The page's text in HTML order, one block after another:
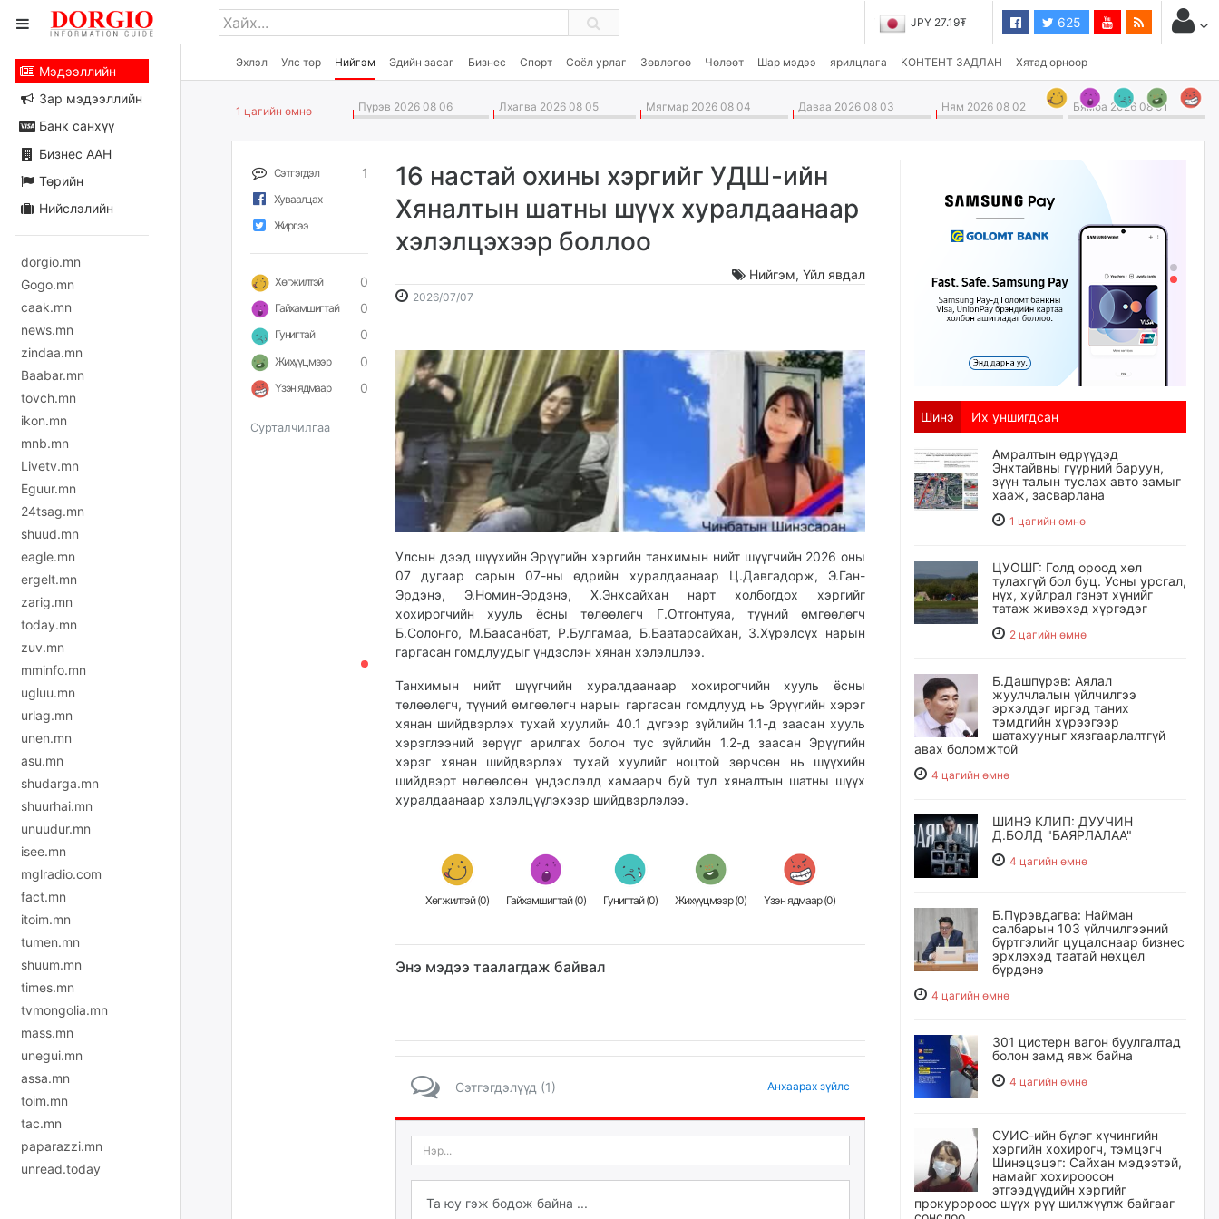
JPY 27.19₮ 625
Эхлэл Улс төр Нийгэм Эдийн засаг Бизнес Спорт Соёл урлаг Зөвлөгөө Чөлөөт Шар мэдээ ярилцлага КОНТЕНТ ЗАДЛАН Хятад орноор
Мэдээллийн
Зар мэдээллийн
Банк санхүү
Бизнес ААН
Төрийн
Нийслэлийн
dorgio.mn
Gogo.mn
caak.mn
news.mn
zindaa.mn
Baabar.mn
tovch.mn
ikon.mn
mnb.mn
Livetv.mn
Eguur.mn
24tsag.mn
shuud.mn
eagle.mn
ergelt.mn
zarig.mn
today.mn
zuv.mn
mminfo.mn
ugluu.mn
urlag.mn
unen.mn
asu.mn
shudarga.mn
shuurhai.mn
unuudur.mn
isee.mn
mglradio.com
fact.mn
itoim.mn
tumen.mn
shuum.mn
times.mn
tvmongolia.mn
mass.mn
unegui.mn
assa.mn
toim.mn
tac.mn
paparazzi.mn
unread.today
1 цагийн өмнө Пүрэв 2026 08 06 Лхагва 2026 08 05 Мягмар 2026 08 04 Даваа 2026 08 03 Ням 2026 08 02 Бямба 2026 08 01
Сэтгэгдэл 1
Хуваалцах
Жиргээ
Хөгжилтэй 0
Гайхамшигтай 0
Гунигтай 0
Жихүүцмээр 0
Үзэн ядмаар 0
Сурталчилгаа
16 настай охины хэргийг УДШ-ийн
Хяналтын шатны шүүх хуралдаанаар
хэлэлцэхээр боллоо
Нийгэм,Үйл явдал
2026/07/07
14:03:34
17:38:46
Улсын дээд шүүхийн Эрүүгийн хэргийн танхимын нийт шүүгчийн 2026 оны
07 дугаар сарын 07-ны өдрийн хуралдаанаар Ц.Давгадорж, Э.Ган-
Эрдэнэ, Э.Номин-Эрдэнэ, Х.Энхсайхан нарт холбогдох хэргийг
хохирогчийн хууль ёсны төлөөлөгч Г.Отгонтуяа, түүний өмгөөлөгч
Б.Солонго, М.Баасанбат, Р.Булгамаа, Б.Баатарсайхан, З.Хүрэлсүх нарын
гаргасан гомдлуудыг үндэслэн хянан хэлэлцлээ.
Танхимын нийт шүүгчийн хуралдаанаар хохирогчийн хууль ёсны
төлөөлөгч, түүний өмгөөлөгч нарын гаргасан гомдлууд нь Эрүүгийн хэрэг
хянан шийдвэрлэх тухай хуулийн 40.1 дүгээр зүйлийн 1.1-д заасан хууль
хэрэглээний зөрүүг арилгах болон тус зүйлийн 1.2-д заасан Эрүүгийн
хэрэг хянан шийдвэрлэх тухай хуулийг ноцтой зөрчсөн нь шүүхийн
шийдвэрт нөлөөлсөн үндэслэлд хамаарч буй тул хяналтын шатны шүүх
хуралдаанаар хэлэлцүүлэхээр шийдвэрлэлээ.
Хөгжилтэй (0) Гайхамшигтай (0) Гунигтай (0) Жихүүцмээр (0) Үзэн ядмаар (0)
Энэ мэдээ таалагдаж байвал
Сэтгэгдэлүүд (1) Анхаарах зүйлс
Шинэ Их уншигдсан
Амралтын өдрүүдэд
Энхтайвны гүүрний баруун,
зүүн талын туслах авто замыг
хааж, засварлана
1 цагийн өмнө
ЦУОШГ: Голд ороод хөл
тулахгүй бол буц. Усны урсгал,
нүх, хуйлрал гэнэт хүнийг
татаж живэхэд хүргэдэг
2 цагийн өмнө
Б.Дашпүрэв: Аялал
жуулчлалын үйлчилгээ
эрхэлдэг иргэд таних
тэмдгийн хүрээгээр
шатахууныг хязгаарлалтгүй
авах боломжтой
4 цагийн өмнө
ШИНЭ КЛИП: ДУУЧИН
Д.БОЛД "БАЯРЛАЛАА"
4 цагийн өмнө
Б.Пүрэвдагва: Найман
салбарын 103 үйлчилгээний
бүртгэлийг цуцалснаар бизнес
эрхлэхэд таатай нөхцөл
бүрдэнэ
4 цагийн өмнө
301 цистерн вагон буулгалтад
болон замд явж байна
4 цагийн өмнө
СУИС-ийн бүлэг хүчингийн
хэргийн хохирогч, тэмцэгч
Шинэцэцэг: Сайхан мэдээтэй,
намайг хохироосон
этгээдүүдийн хэргийг
прокуророос шүүх рүү шилжүүлж байгааг